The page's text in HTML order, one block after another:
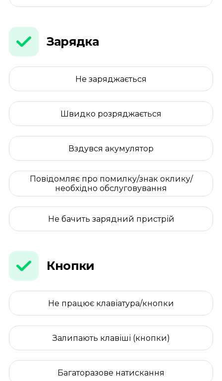
Зарядка
Не заряджається
Швидко розряджається
Вздувся акумулятор
Повідомляє про помилку/знак оклику/
необхідно обслуговування
Не бачить зарядний пристрій
Кнопки
Не працює клавіатура/кнопки
Залипають клавіші (кнопки)
Багаторазове натискання